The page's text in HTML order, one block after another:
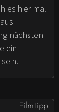
es hier mal
nächsten
ein
Filmtipp